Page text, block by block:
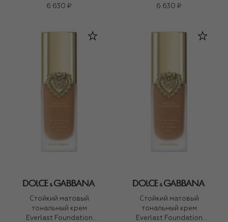
SPF20 PA+++, оттенок
6 630 ₽
SPF20 PA+++, оттенок
6 630 ₽
Стойкий матовый
тональный крем
Everlast Foundation
Стойкий матовый
тональный крем
Everlast Foundation